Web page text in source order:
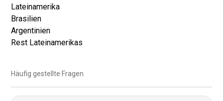
Lateinamerika
Brasilien
Argentinien
Rest Lateinamerikas
Häufig gestellte Fragen